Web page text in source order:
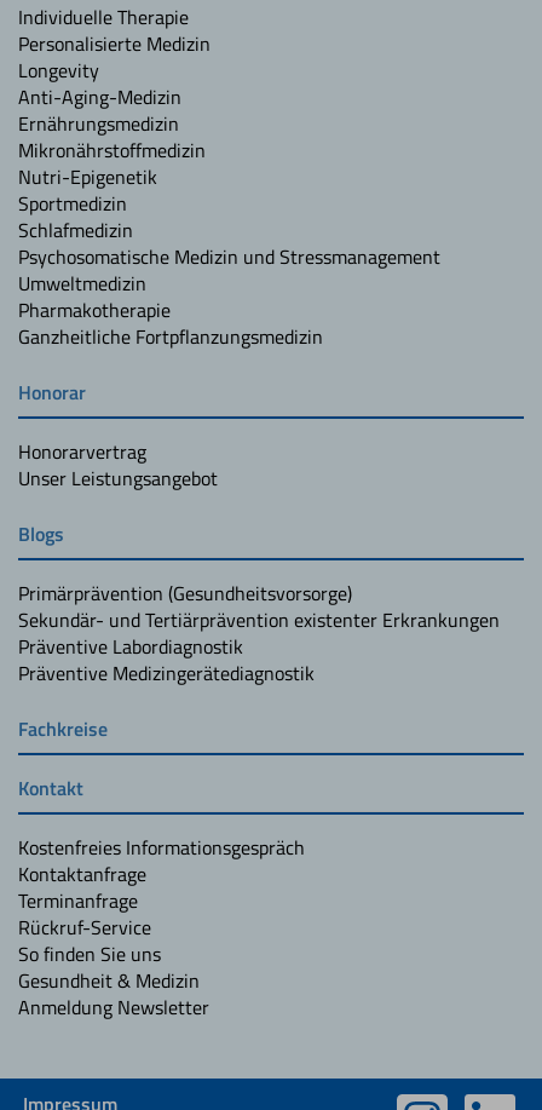
Individuelle Therapie
Personalisierte Medizin
Longevity
Anti-Aging-Medizin
Ernährungsmedizin
Mikronährstoffmedizin
Nutri-Epigenetik
Sportmedizin
Schlafmedizin
Psychosomatische Medizin und Stressmanagement
Umweltmedizin
Pharmakotherapie
Ganzheitliche Fortpflanzungsmedizin
Honorar
Honorarvertrag
Unser Leistungsangebot
Blogs
Primärprävention (Gesundheitsvorsorge)
Sekundär- und Tertiärprävention existenter Erkrankungen
Präventive Labordiagnostik
Präventive Medizingerätediagnostik
Fachkreise
Kontakt
Kostenfreies Informationsgespräch
Kontaktanfrage
Terminanfrage
Rückruf-Service
So finden Sie uns
Gesundheit & Medizin
Anmeldung Newsletter
Impressum